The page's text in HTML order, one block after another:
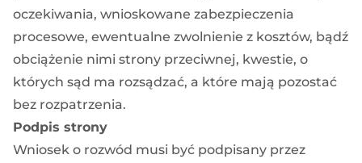
oczekiwania, wnioskowane zabezpieczenia
procesowe, ewentualne zwolnienie z kosztów, bądź
obciążenie nimi strony przeciwnej, kwestie, o
których sąd ma rozsądzać, a które mają pozostać
bez rozpatrzenia.
Podpis strony
Wniosek o rozwód musi być podpisany przez